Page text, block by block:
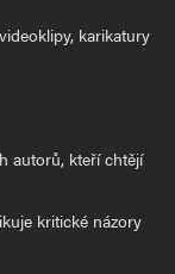
karikatury
autorů, kteří chtějí
kritické názory